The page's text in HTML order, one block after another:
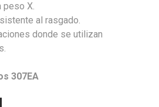
X.
al rasgado.
donde se utilizan
307EA